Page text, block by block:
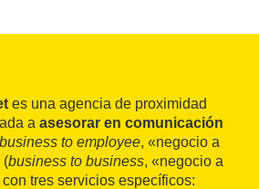
es una agencia de proximidad
a asesorar en comunicación
business to employee, «negocio a
(business to business, «negocio a
tres servicios específicos: